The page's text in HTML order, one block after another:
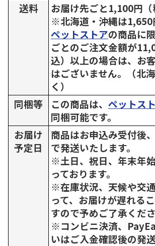
送料
お届け先ごと1,100円（
※北海道・沖縄は1,650
ペットストアの商品に
ごとのご注文金額が
込）以上の場合は、お
はございません。（北
く）
同梱等
この商品は、 ペットス
同梱可能です。
お届け
予定日
商品はお申込み受付後
で発送いたします。
※土日、祝日、年末年
っております。
※在庫状況、天候や交
って、お届けが遅れる
すので予めご了承くださ
※コンビニ決済、
いはご入金確認後の発